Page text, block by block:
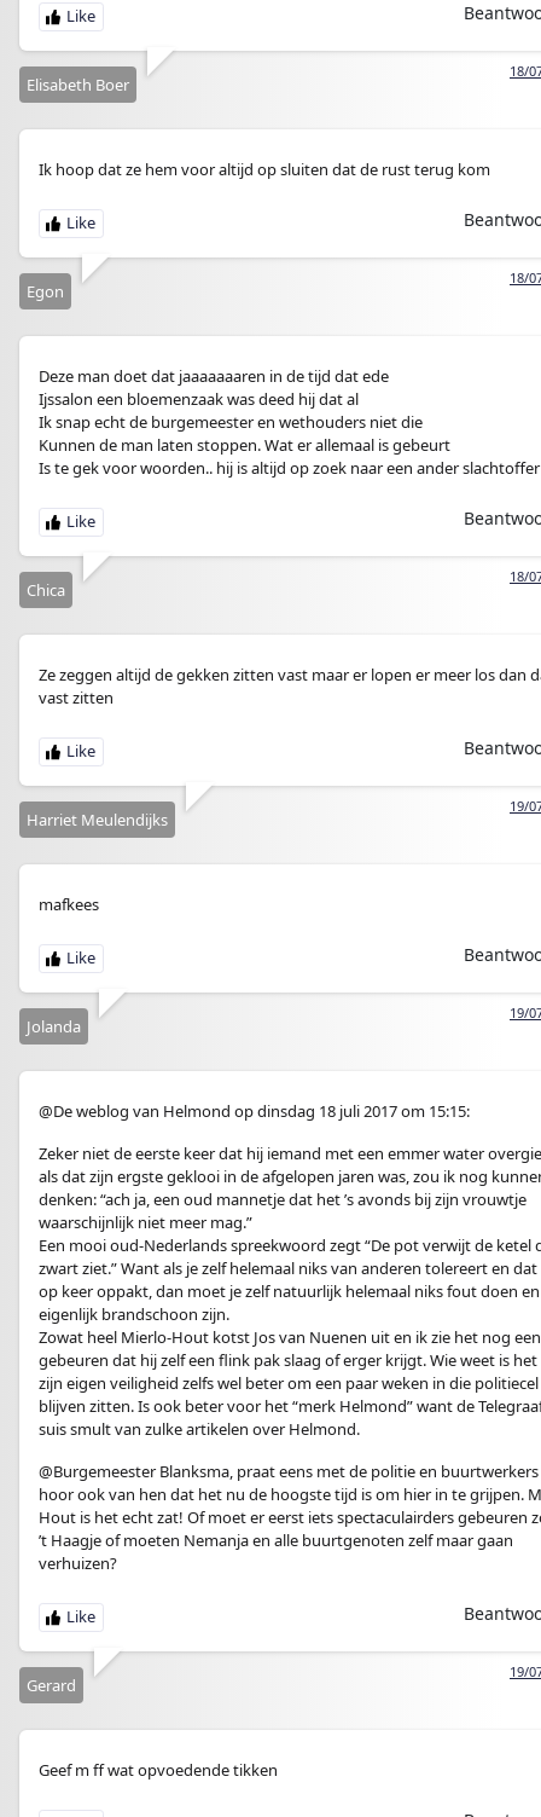
18/
Elisabeth Boer
Ik hoop dat ze hem voor altijd op sluiten dat de rust terug kom
18/
Egon
Deze man doet dat jaaaaaaaren in de tijd dat ede
Ijssalon een bloemenzaak was deed hij dat al
Ik snap echt de burgemeester en wethouders niet die
Kunnen de man laten stoppen. Wat er allemaal is gebeurt
Is te gek voor woorden.. hij is altijd op zoek naar een ander slachtoffer
18/
Chica
Ze zeggen altijd de gekken zitten vast maar er lopen er meer los dan
vast zitten
19/
Harriet Meulendijks
mafkees
19/
Jolanda
@De weblog van Helmond op dinsdag 18 juli 2017 om 15:15:
Zeker niet de eerste keer dat hij iemand met een emmer water
als dat zijn ergste geklooi in de afgelopen jaren was, zou ik nog
denken: “ach ja, een oud mannetje dat het ’s avonds bij zijn vrouwtje
waarschijnlijk niet meer mag.”
Een mooi oud-Nederlands spreekwoord zegt “De pot verwijt de ketel
zwart ziet.” Want als je zelf helemaal niks van anderen tolereert en
op keer oppakt, dan moet je zelf natuurlijk helemaal niks fout doen en
eigenlijk brandschoon zijn.
Zowat heel Mierlo-Hout kotst Jos van Nuenen uit en ik zie het nog
gebeuren dat hij zelf een flink pak slaag of erger krijgt. Wie weet is
zijn eigen veiligheid zelfs wel beter om een paar weken in die
blijven zitten. Is ook beter voor het “merk Helmond” want de
suis smult van zulke artikelen over Helmond.
@Burgemeester Blanksma, praat eens met de politie en
hoor ook van hen dat het nu de hoogste tijd is om hier in te grijpen.
Hout is het echt zat! Of moet er eerst iets spectaculairders gebeuren
’t Haagje of moeten Nemanja en alle buurtgenoten zelf maar gaan
verhuizen?
19/
Gerard
Geef m ff wat opvoedende tikken